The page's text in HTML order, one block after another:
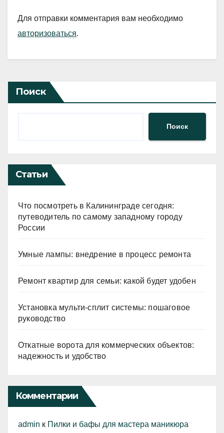
Для отправки комментария вам необходимо
авторизоваться.
Поиск
Поиск
Статьи
Что посмотреть в Калининграде сегодня:
путеводитель по самому западному городу
России
Умные лампы: внедрение в процесс ремонта
Ремонт квартир для семьи: какой будет удобен
Установка мульти-сплит системы: пошаговое
руководство
Откатные ворота для коммерческих объектов:
надежность и удобство
Комментарии
admin к Пилки и бафы для мастера маникюра